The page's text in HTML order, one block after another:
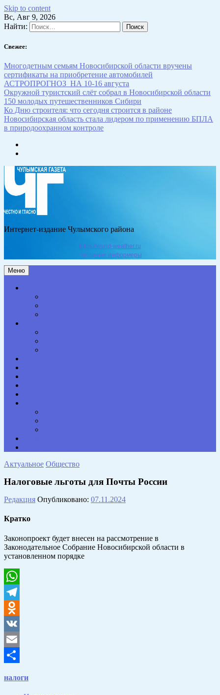
Skip to content
Вс, Авг 9, 2026
Найти:
Свежее:
Многодетным семьям Новосибирской области вручены
сертификаты на приобретение автомобилей
АСТРОПРОГНОЗ НА 10-16 августа
Окружной туристский слёт собрал в Новосибирской области
150 молодых путешественников Сибири
Ко Дню строителя: что сегодня строится в районе
Новосибирская область стала лидером по применению БПЛА
в природоохранном контроле
Интернет-издание Чулымского района
https://world-weather.ru
Погодные информеры
Меню
Актуальное Общество
Налоговые льготы для Почты России
Редакция Опубликовано: 07.11.2024
Кратко
Законопроект будет внесен на рассмотрение в
Законодательное Собрание Новосибирской области в
установленном порядке
WhatsApp
Telegram
Odnoklassniki
VK
Email
налоги